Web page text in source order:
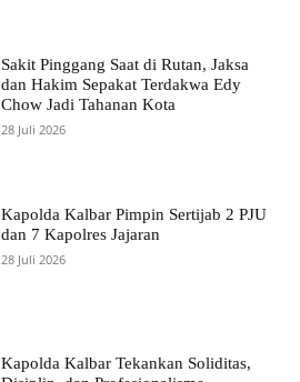
Sakit Pinggang Saat di Rutan, Jaksa
dan Hakim Sepakat Terdakwa Edy
Chow Jadi Tahanan Kota
28 Juli 2026
Kapolda Kalbar Pimpin Sertijab 2 PJU
dan 7 Kapolres Jajaran
28 Juli 2026
Kapolda Kalbar Tekankan Soliditas,